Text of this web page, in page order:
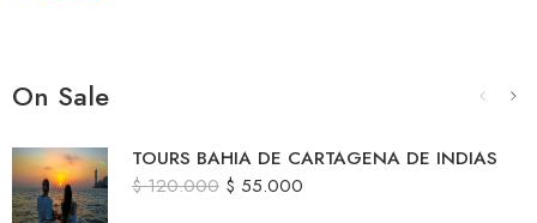
On Sale
TOURS BAHIA DE CARTAGENA DE INDIAS
$120.000 $ 55.000